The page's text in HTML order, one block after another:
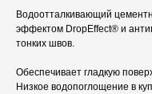
Водоотталкивающий
эффектом DropEffect® и
тонких швов.
Обеспечивает гладкую
Низкое водопоглощение в